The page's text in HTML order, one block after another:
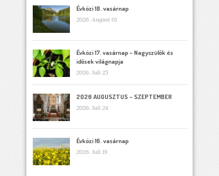
Évközi 18. vasárnap
2026. August 01
Évközi 17. vasárnap – Nagyszülők és
idősek világnapja
2026. Juli 25
2026 AUGUSZTUS – SZEPTEMBER
2026. Juli 24
Évközi 16. vasárnap
2026. Juli 19